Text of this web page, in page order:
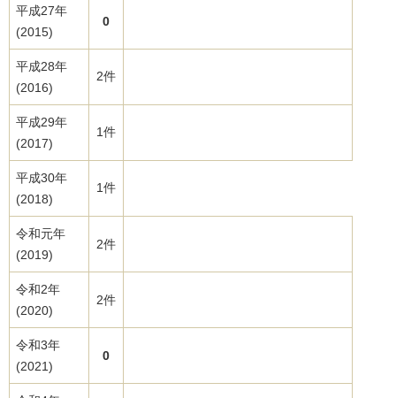
平成27年
(2015)
0
平成28年
(2016)
2件
平成29年
(2017)
1件
平成30年
(2018)
1件
令和元年
(2019)
2件
令和2年
(2020)
2件
令和3年
(2021)
0